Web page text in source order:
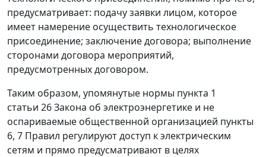
предусматривает: подачу заявки лицом, которое
имеет намерение осуществить технологическое
присоединение; заключение договора; выполнение
сторонами договора мероприятий,
предусмотренных договором.
Таким образом, упомянутые нормы пункта 1
статьи 26 Закона об электроэнергетике и не
оспариваемые общественной организацией пункты
6, 7 Правил регулируют доступ к электрическим
сетям и прямо предусматривают в целях